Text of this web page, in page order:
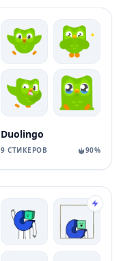
Duolingo
9 СТИКЕРОВ 90%